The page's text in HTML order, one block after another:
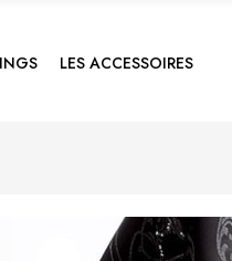
LES ACCESSOIRES